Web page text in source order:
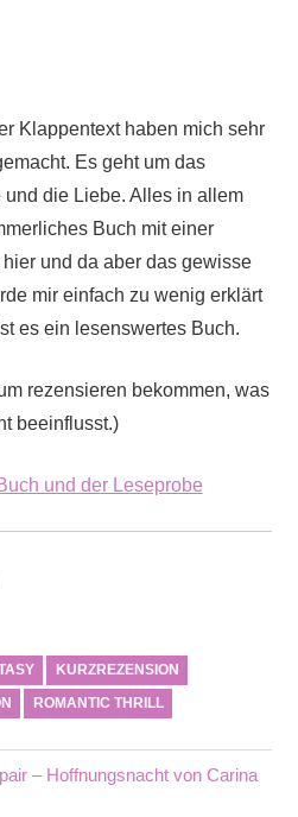
Klappentext haben mich sehr
Es geht um das
die Liebe. Alles in allem
Buch mit einer
und da aber das gewisse
mir einfach zu wenig erklärt
es ein lesenswertes Buch.
rezensieren bekommen, was
beeinflusst.)
und der Leseprobe
KURZREZENSION
ROMANTIC THRILL
– Hoffnungsnacht von Carina